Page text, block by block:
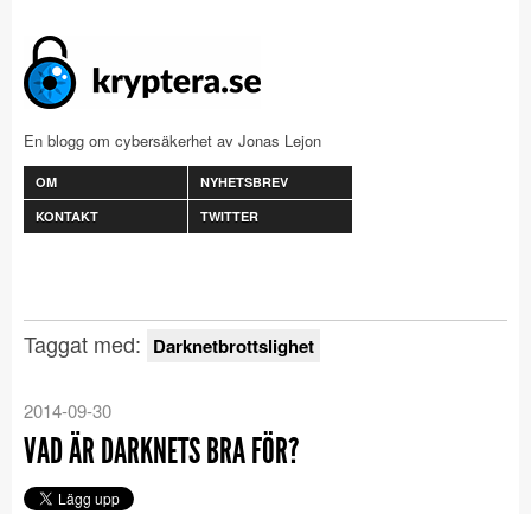
En blogg om cybersäkerhet av Jonas Lejon
OM
NYHETSBREV
KONTAKT
TWITTER
Taggat med: Darknetbrottslighet
2014-09-30
VAD ÄR DARKNETS BRA FÖR?